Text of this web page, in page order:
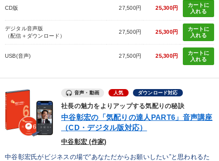
CD版 27,500円 25,300円
カートに
入れる
デジタル音声版
（配信＋ダウンロード）
27,500円 25,300円
カートに
入れる
USB(音声) 27,500円 25,300円
カートに
入れる
音声・動画 人気 ダウンロード対応
社長の魅力をよりアップする気配りの秘訣
中谷彰宏の「気配りの達人PART6」音声講座
（CD・デジタル版対応）
中谷彰宏 (作家)
中谷彰宏氏がビジネスの場で“あなただからお願いしたい”と思われるた